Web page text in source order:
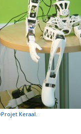
Keraal.